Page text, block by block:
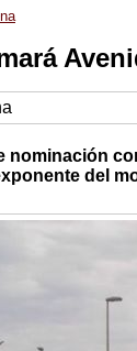
nominación
del